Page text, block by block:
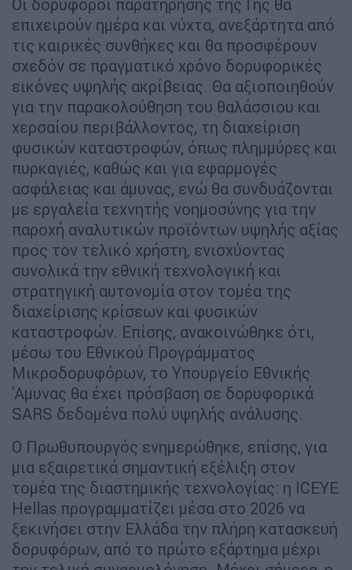
Οι δορυφόροι παρατήρησης της Γης θα
επιχειρούν ημέρα και νύχτα, ανεξάρτητα από
τις καιρικές συνθήκες και θα προσφέρουν
σχεδόν σε πραγματικό χρόνο δορυφορικές
εικόνες υψηλής ακρίβειας. Θα αξιοποιηθούν
για την παρακολούθηση του θαλάσσιου και
χερσαίου περιβάλλοντος, τη διαχείριση
φυσικών καταστροφών, όπως πλημμύρες και
πυρκαγιές, καθώς και για εφαρμογές
ασφάλειας και άμυνας, ενώ θα συνδυάζονται
με εργαλεία τεχνητής νοημοσύνης για την
παροχή αναλυτικών προϊόντων υψηλής αξίας
προς τον τελικό χρήστη, ενισχύοντας
συνολικά την εθνική τεχνολογική και
στρατηγική αυτονομία στον τομέα της
διαχείρισης κρίσεων και φυσικών
καταστροφών. Επίσης, ανακοινώθηκε ότι,
μέσω του Εθνικού Προγράμματος
Μικροδορυφόρων, το Υπουργείο Εθνικής
'Αμυνας θα έχει πρόσβαση σε δορυφορικά
SARS δεδομένα πολύ υψηλής ανάλυσης.
Ο Πρωθυπουργός ενημερώθηκε, επίσης, για
μια εξαιρετικά σημαντική εξέλιξη στον
τομέα της διαστημικής τεχνολογίας: η ICEYE
Hellas προγραμματίζει μέσα στο 2026 να
ξεκινήσει στην Ελλάδα την πλήρη κατασκευή
δορυφόρων, από το πρώτο εξάρτημα μέχρι